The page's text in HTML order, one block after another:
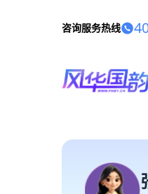
咨询服务热线